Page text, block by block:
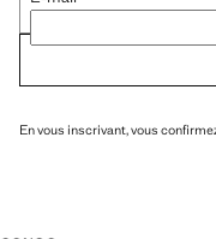
En vous inscrivant, vous